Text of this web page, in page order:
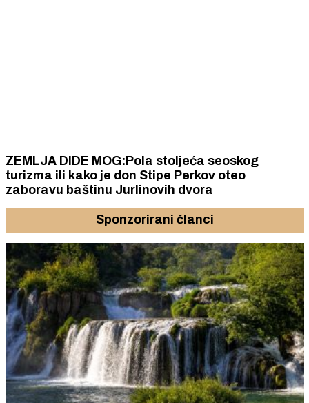
ZEMLJA DIDE MOG:Pola stoljeća seoskog
turizma ili kako je don Stipe Perkov oteo
zaboravu baštinu Jurlinovih dvora
Sponzorirani članci